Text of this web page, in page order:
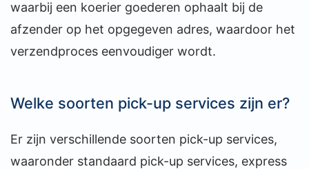
waarbij een koerier goederen ophaalt bij de
afzender op het opgegeven adres, waardoor het
verzendproces eenvoudiger wordt.
Welke soorten pick-up services zijn er?
Er zijn verschillende soorten pick-up services,
waaronder standaard pick-up services, express